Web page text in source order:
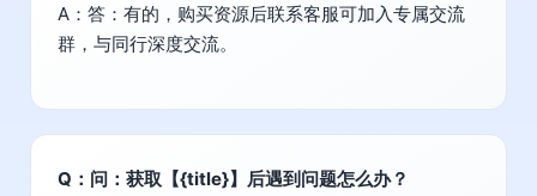
A：答：有的，购买资源后联系客服可加入专属交流
群，与同行深度交流。
Q：问：获取【{title}】后遇到问题怎么办？